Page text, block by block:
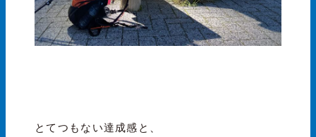
とてつもない達成感と、